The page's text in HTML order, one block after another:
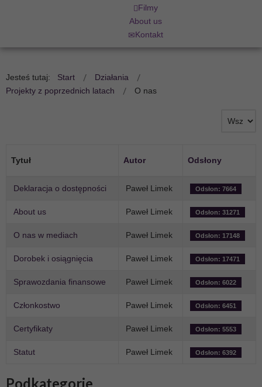
Filmy
About us
Kontakt
Jesteś tutaj: Start
Działania
Projekty z poprzednich latach
O nas
Tytuł Autor Odsłony
Deklaracja o dostępności Paweł Limek Odsłon: 7664
About us Paweł Limek Odsłon: 31271
O nas w mediach Paweł Limek Odsłon: 17148
Dorobek i osiągnięcia Paweł Limek Odsłon: 17471
Sprawozdania finansowe Paweł Limek Odsłon: 6022
Członkostwo Paweł Limek Odsłon: 6451
Certyfikaty Paweł Limek Odsłon: 5553
Statut Paweł Limek Odsłon: 6392
Podkategorie